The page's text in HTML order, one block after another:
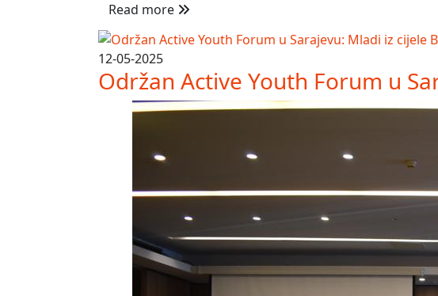
Read more
12-05-2025
Održan Active Youth Forum u